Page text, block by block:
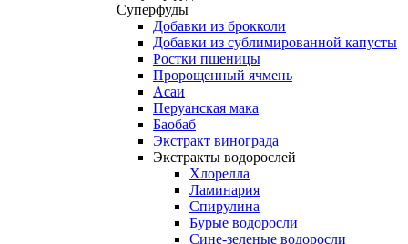
Суперфуды
Добавки из брокколи
Добавки из сублимированной капусты
Ростки пшеницы
Пророщенный ячмень
Асаи
Перуанская мака
Баобаб
Экстракт винограда
Экстракты водорослей
Хлорелла
Ламинария
Спирулина
Бурые водоросли
Сине-зеленые водоросли